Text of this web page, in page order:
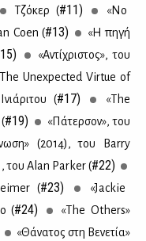
Tζό­κερ (#11)
«No
Coen (#13)
«Η πη­γή
«Αντί­χρι­στος», του
Unexpected Virtue of
(#17)
«The
#19)
«Πά­τερ­σον», του
(2014), του Barry
του Alan Parker (#22)
(#23)
«Jackie
(#24)
«The Others»
«Θά­να­τος στη Βε­νε­τία»